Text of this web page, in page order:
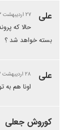
علی ۲۷ اردیبهشت ۱۴۰۳ | ۲۲:۵۲
حالا که
بسته خواهد شد ؟
علی ۲۸ اردیبهشت ۱۴۰۳ | ۰۱:۲۱
اونا هم به
کوروش جعلی